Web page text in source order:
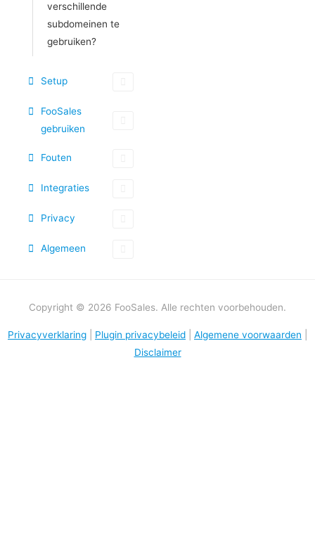
verschillende
subdomeinen te
gebruiken?
Setup
FooSales
gebruiken
Fouten
Integraties
Privacy
Algemeen
Copyright © 2026 FooSales. Alle rechten voorbehouden.
Privacyverklaring Plugin privacybeleid Algemene voorwaarden
Disclaimer